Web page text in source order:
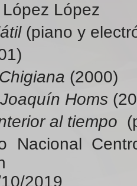
López
(piano y
(2000)
Homs
al tiempo
Nacional
2019